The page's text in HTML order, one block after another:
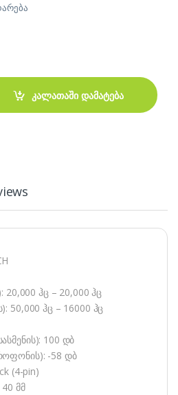
AUX, 3.5 მმ-იანი ჯეკით quantity
კალათაში დამატება
20,000 ჰც – 20,000 ჰც
50,000 ჰც – 16000 ჰც
100 დბ
-58 დბ
(4-pin)
მმ